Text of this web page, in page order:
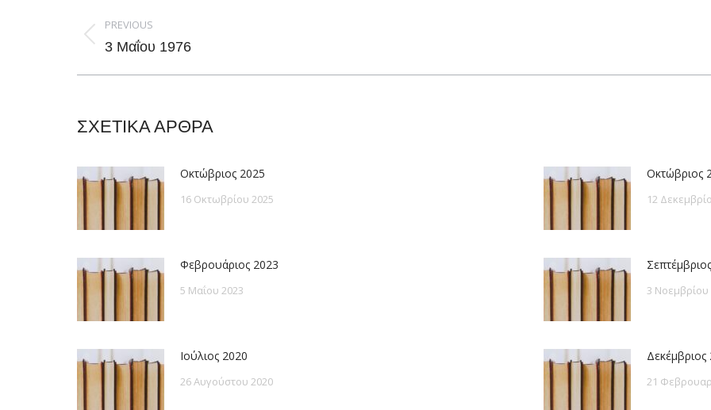
navigation
PREVIOUS
Previous
3 Μαΐου 1976
ΣΧΕΤΙΚΑ ΑΡΘΡΑ
Οκτώβριος 2025
16 Οκτωβρίου 2025
Οκτώβριος
12
Φεβρουάριος 2023
5 Μαΐου 2023 3 Νοεμβρίου
Ιούλιος 2020
26 Αυγούστου 2020
Δεκέμβριος
21